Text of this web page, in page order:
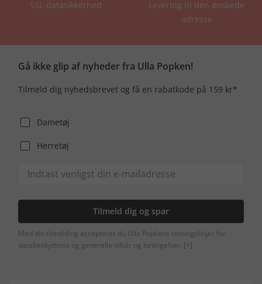
SSL-datasikkerhed
Levering til den ønskede
adresse
Gå ikke glip af nyheder fra Ulla Popken!
Tilmeld dig nyhedsbrevet og få en rabatkode på 159 kr*
Dametøj
Herretøj
Tilmeld dig og spar
Med din tilmelding accepterer du Ulla Popkens retningslinjer for
databeskyttelse og generelle vilkår og betingelser. [+]